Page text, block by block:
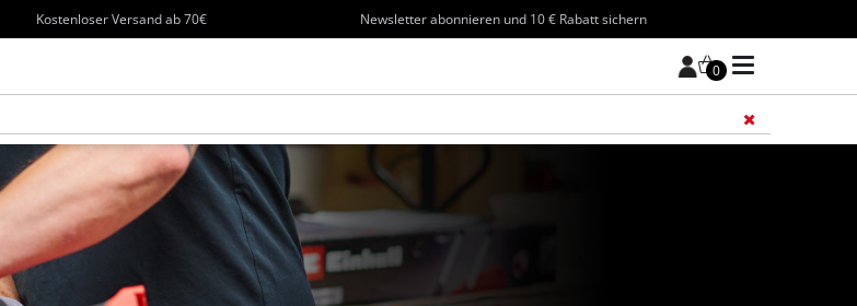
Kostenloser Versand ab 70€ Newsletter abonnieren und 10 € Rabatt sichern
0